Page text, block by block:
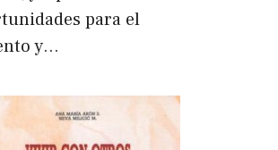
para el
y…